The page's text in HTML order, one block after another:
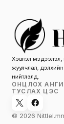
Хэвлэл мэдээлэл,
жуулчлал,
нийтлэлүүд.
ОНЦЛОХ
ТУСЛАХ ЦЭС
© 2026 Nittlel.mn